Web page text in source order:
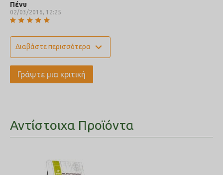
Πένυ
02/03/2016, 12:25
Διαβάστε περισσότερα expand_more
Γράψτε μια κριτική
Αντίστοιχα Προϊόντα